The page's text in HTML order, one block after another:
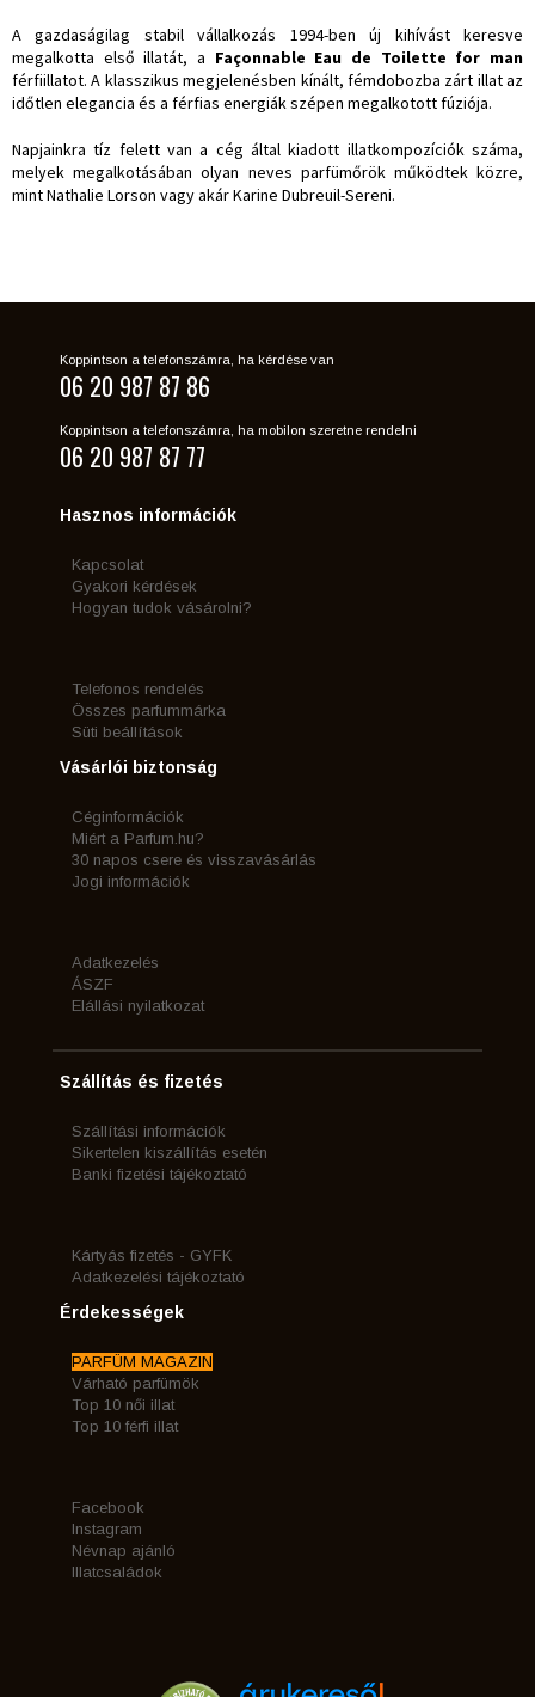
A gazdaságilag stabil vállalkozás 1994-ben új kihívást keresve
megalkotta első illatát, a Façonnable Eau de Toilette for man
férfiillatot. A klasszikus megjelenésben kínált, fémdobozba zárt illat az
időtlen elegancia és a férfias energiák szépen megalkotott fúziója.
Napjainkra tíz felett van a cég által kiadott illatkompozíciók száma,
melyek megalkotásában olyan neves parfümőrök működtek közre,
mint Nathalie Lorson vagy akár Karine Dubreuil-Sereni.
Koppintson a telefonszámra, ha kérdése van
06 20 987 87 86
Koppintson a telefonszámra, ha mobilon szeretne rendelni
06 20 987 87 77
Hasznos információk
Kapcsolat
Gyakori kérdések
Hogyan tudok vásárolni?
Telefonos rendelés
Összes parfummárka
Süti beállítások
Vásárlói biztonság
Céginformációk
Miért a Parfum.hu?
30 napos csere és visszavásárlás
Jogi információk
Adatkezelés
ÁSZF
Elállási nyilatkozat
Szállítás és fizetés
Szállítási információk
Sikertelen kiszállítás esetén
Banki fizetési tájékoztató
Kártyás fizetés - GYFK
Adatkezelési tájékoztató
Érdekességek
PARFÜM MAGAZIN
Várható parfümök
Top 10 női illat
Top 10 férfi illat
Facebook
Instagram
Névnap ajánló
Illatcsaládok